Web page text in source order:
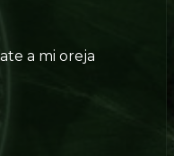
a mi oreja